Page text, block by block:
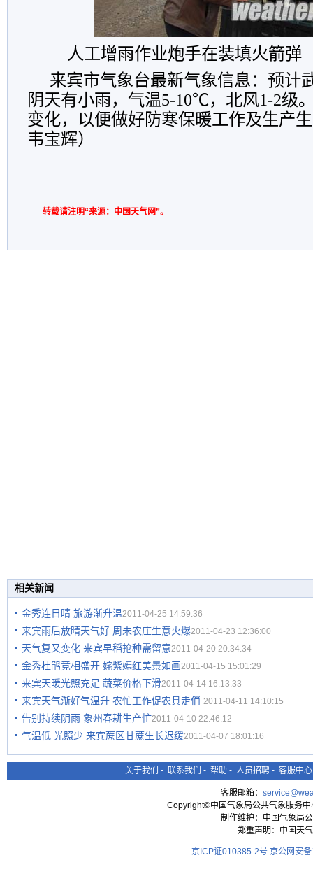
人工增雨作业炮手在装填火箭弹
来宾市气象台最新气象信息：预计
阴天有小雨，气温5-10℃，北风1-2级
变化，以便做好防寒保暖工作及生产
韦宝辉）
转载请注明“来源：中国天气网”。
相关新闻
金秀连日晴 旅游渐升温2011-04-25 14:59:36
来宾雨后放晴天气好 周未农庄生意火爆2011-04-23 12:36:00
天气复又变化 来宾早稻抢种需留意2011-04-20 20:34:34
金秀杜鹃竞相盛开 姹紫嫣红美景如画2011-04-15 15:01:29
来宾天暖光照充足 蔬菜价格下滑2011-04-14 16:13:33
来宾天气渐好气温升 农忙工作促农具走俏 2011-04-11 14:10:15
告别持续阴雨 象州春耕生产忙2011-04-10 22:46:12
气温低 光照少 来宾蔗区甘蔗生长迟缓2011-04-07 18:01:16
关于我们 - 联系我们 - 帮助 - 人员招聘 - 客服中心
客服邮箱：
Copyright©中国气象局公共气象服务
制作维护：中国气象局
郑重声明：中国天
京ICP证010385-2号 京公网安